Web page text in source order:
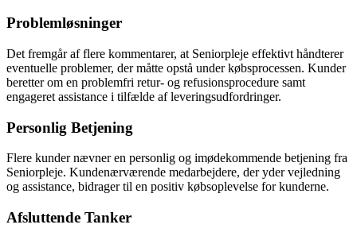
Problemløsninger
Det fremgår af flere kommentarer, at Seniorpleje effektivt håndterer
eventuelle problemer, der måtte opstå under købsprocessen. Kunder
beretter om en problemfri retur- og refusionsprocedure samt
engageret assistance i tilfælde af leveringsudfordringer.
Personlig Betjening
Flere kunder nævner en personlig og imødekommende betjening fra
Seniorpleje. Kundenærværende medarbejdere, der yder vejledning
og assistance, bidrager til en positiv købsoplevelse for kunderne.
Afsluttende Tanker